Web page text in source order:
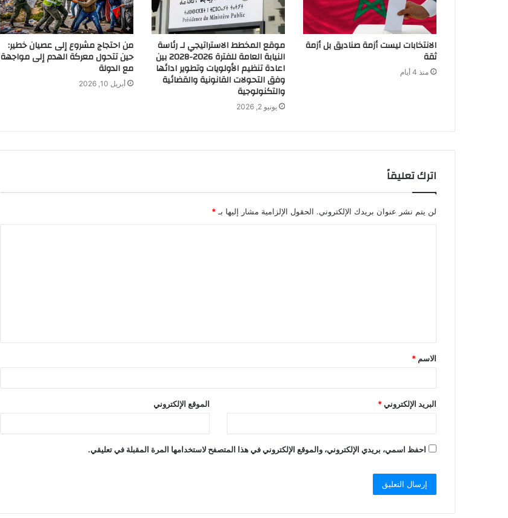
الانتخابات ليست أزمة صناديق بل أزمة
ثقة
منذ 4 أيام
موقع المخطط الاستراتيجي لـ رئاسة
النيابة العامة للفترة 2026-2028 بين
اعادة تنظيم الأولويات وتطوير ادائها
وفق التحولات القانونية والقضائية
والتكنولوجية
يونيو 2, 2026
من احتجاج مشروع إلى عصيان خطير:
حين تتحول معركة الهدم إلى مواجهة
مع الدولة
أبريل 10, 2026
اترك تعليقاً
لن يتم نشر عنوان بريدك الإلكتروني. الحقول الإلزامية مشار إليها بـ *
الاسم *
البريد الإلكتروني* الموقع الإلكتروني
احفظ اسمي، بريدي الإلكتروني، والموقع الإلكتروني في هذا المتصفح لاستخدامها المرة المقبلة في تعليقي.